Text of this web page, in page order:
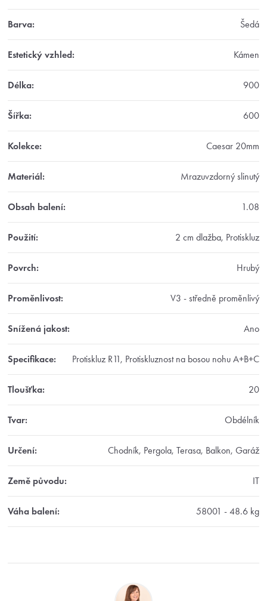
Barva: Šedá
Estetický vzhled: Kámen
Délka: 900
Šířka: 600
Kolekce: Caesar 20mm
Materiál: Mrazuvzdorný slinutý
Obsah balení: 1.08
Použití: 2 cm dlažba, Protiskluz
Povrch: Hrubý
Proměnlivost: V3 - středně proměnlivý
Snížená jakost: Ano
Specifikace: Protiskluz R11, Protiskluznost na bosou nohu A+B+C
Tloušťka: 20
Tvar: Obdélník
Určení: Chodník, Pergola, Terasa, Balkon, Garáž
Země původu: IT
Váha balení: 58001 - 48.6 kg